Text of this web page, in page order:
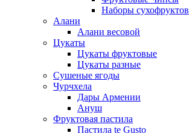
Наборы сухофруктов
Алани
Алани весовой
Цукаты
Цукаты фруктовые
Цукаты разные
Сушеные ягоды
Чурчхела
Дары Армении
Ануш
Фруктовая пастила
Пастила te Gusto